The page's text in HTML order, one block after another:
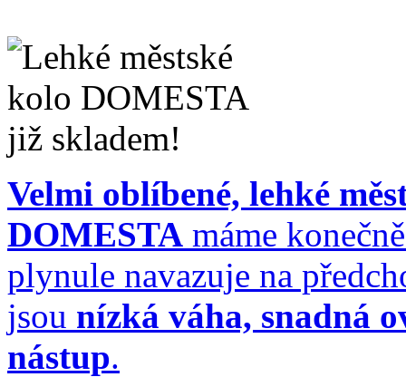
Velmi oblíbené, lehké
DOMESTA máme
plynule navazuje na
jsou nízká váha, snadná
nástup.